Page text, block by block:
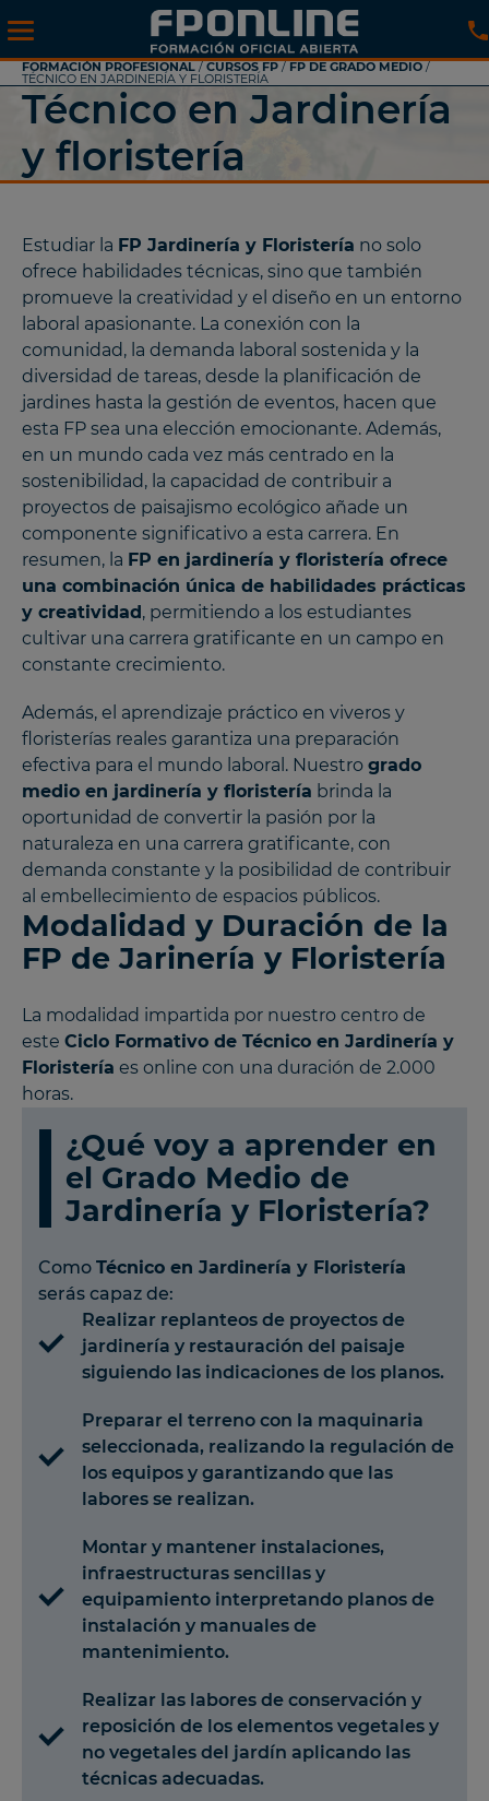
FORMACIÓN PROFESIONAL / CURSOS FP / FP DE GRADO MEDIO /
TÉCNICO EN JARDINERÍA Y FLORISTERÍA
Técnico en Jardinería
y floristería
Estudiar la FP Jardinería y Floristería no solo
ofrece habilidades técnicas, sino que también
promueve la creatividad y el diseño en un entorno
laboral apasionante. La conexión con la
comunidad, la demanda laboral sostenida y la
diversidad de tareas, desde la planificación de
jardines hasta la gestión de eventos, hacen que
esta FP sea una elección emocionante. Además,
en un mundo cada vez más centrado en la
sostenibilidad, la capacidad de contribuir a
proyectos de paisajismo ecológico añade un
componente significativo a esta carrera. En
resumen, la FP en jardinería y floristería ofrece
una combinación única de habilidades prácticas
y creatividad, permitiendo a los estudiantes
cultivar una carrera gratificante en un campo en
constante crecimiento.
Además, el aprendizaje práctico en viveros y
floristerías reales garantiza una preparación
efectiva para el mundo laboral. Nuestro grado
medio en jardinería y floristería brinda la
oportunidad de convertir la pasión por la
naturaleza en una carrera gratificante, con
demanda constante y la posibilidad de contribuir
al embellecimiento de espacios públicos.
Modalidad y Duración de la
FP de Jarinería y Floristería
La modalidad impartida por nuestro centro de
este Ciclo Formativo de Técnico en Jardinería y
Floristería es online con una duración de 2.000
horas.
¿Qué voy a aprender en
el Grado Medio de
Jardinería y Floristería?
Como Técnico en Jardinería y Floristería
serás capaz de:
Realizar replanteos de proyectos de
jardinería y restauración del paisaje
siguiendo las indicaciones de los planos.
Preparar el terreno con la maquinaria
seleccionada, realizando la regulación de
los equipos y garantizando que las
labores se realizan.
Montar y mantener instalaciones,
infraestructuras sencillas y
equipamiento interpretando planos de
instalación y manuales de
mantenimiento.
Realizar las labores de conservación y
reposición de los elementos vegetales y
no vegetales del jardín aplicando las
técnicas adecuadas.